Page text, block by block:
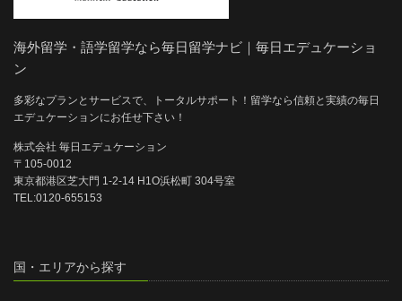
海外留学・語学留学なら毎日留学ナビ｜毎日エデュケーショ
ン
多彩なプランとサービスで、トータルサポート！留学なら信頼と実績の毎日
エデュケーションにお任せ下さい！
株式会社 毎日エデュケーション
〒105-0012
東京都港区芝大門 1-2-14 H1O浜松町 304号室
TEL:0120-655153
国・エリアから探す